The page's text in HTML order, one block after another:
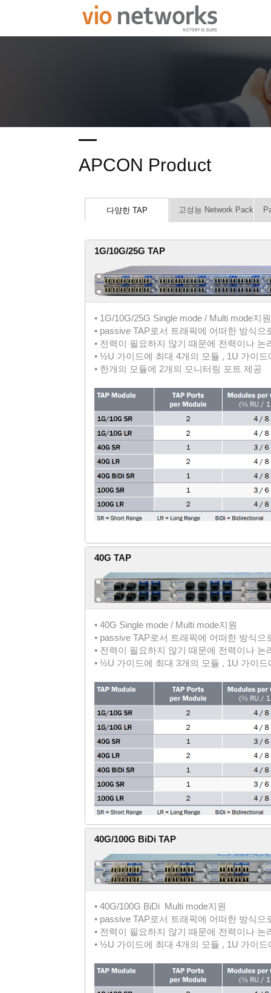
APCON Product
다양한 TAP 고성능 Network Packet
1G/10G/25G TAP
• 1G/10G/25G Single mode / Multi mode지원
• passive TAP로서 트래픽에 어떠한 방식으
• 전력이 필요하지 않기 때문에 전력이나
• ½U 가이드에 최대 4개의 모듈 , 1U 가이
• 한개의 모듈에 2개의 모니터링 포트 제공
40G TAP
• 40G Single mode / Multi mode지원
• passive TAP로서 트래픽에 어떠한 방식으
• 전력이 필요하지 않기 때문에 전력이나
• ½U 가이드에 최대 3개의 모듈 , 1U 가이
40G/100G BiDi TAP
• 40G/100G BiDi Multi mode지원
• passive TAP로서 트래픽에 어떠한 방식으
• 전력이 필요하지 않기 때문에 전력이나
• ½U 가이드에 최대 4개의 모듈 , 1U 가이